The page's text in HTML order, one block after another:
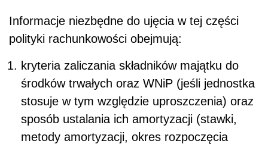
Informacje niezbędne do ujęcia w tej części
polityki rachunkowości obejmują:
kryteria zaliczania składników majątku do
środków trwałych oraz WNiP (jeśli jednostka
stosuje w tym względzie uproszczenia) oraz
sposób ustalania ich amortyzacji (stawki,
metody amortyzacji, okres rozpoczęcia